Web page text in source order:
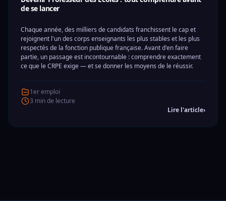
de se lancer
Chaque année, des milliers de candidats franchissent le cap et
rejoignent l'un des corps enseignants les plus stables et les plus
respectés de la fonction publique française. Avant d'en faire
partie, un passage est incontournable : comprendre exactement
ce que le CRPE exige — et se donner les moyens de le réussir.
1er emploi
3 min de lecture
Lire l'article›